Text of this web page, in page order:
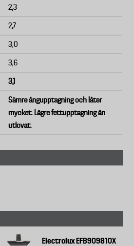
2,3
2,7
3,0
3,6
3,1
Sämre ångupptagning och låter
mycket. Lägre fettupptagning än
utlovat.
Electrolux EFB90981OX